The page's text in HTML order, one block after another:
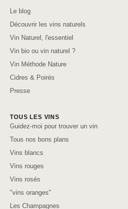
Le blog
Découvrir les vins naturels
Vin Naturel, l'essentiel
Vin bio ou vin naturel ?
Vin Méthode Nature
Cidres & Poirés
Presse
TOUS LES VINS
Guidez-moi pour trouver un vin
Tous nos bons plans
Vins blancs
Vins rouges
Vins rosés
"vins oranges"
Les Champagnes